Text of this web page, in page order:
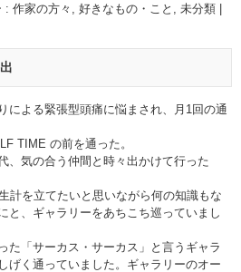
: 作家の方々 好きなもの・こと 未分類 |
による緊張型頭痛に悩まされ、月1回の通
TIME の前を通った。
、気の合う仲間と時々出かけて行った
計を立てたいと思いながら何の知識もな
と、ギャラリーをあちこち巡っていまし
た「サーカス・サーカス」と言うギャラ
げく通っていました。ギャラリーのオー